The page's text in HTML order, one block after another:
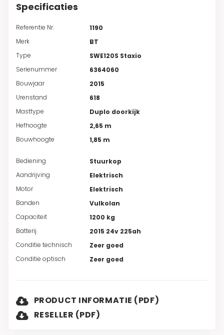
Specificaties
Referentie Nr.
1190
Merk
BT
Type
SWE120S Staxio
Serienummer
6364060
Bouwjaar
2015
Urenstand
618
Masttype
Duplo doorkijk
Hefhoogte
2,65 m
Bouwhoogte
1,85 m
Bediening
Stuurkop
Aandrijving
Elektrisch
Motor
Elektrisch
Banden
Vulkolan
Capaciteit
1200 kg
Batterij
2015 24v 225ah
Conditie technisch
Zeer goed
Conditie optisch
Zeer goed
PRODUCT INFORMATIE (PDF)
RESELLER (PDF)